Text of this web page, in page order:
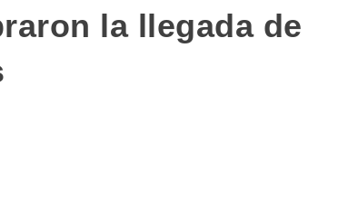
la llegada de